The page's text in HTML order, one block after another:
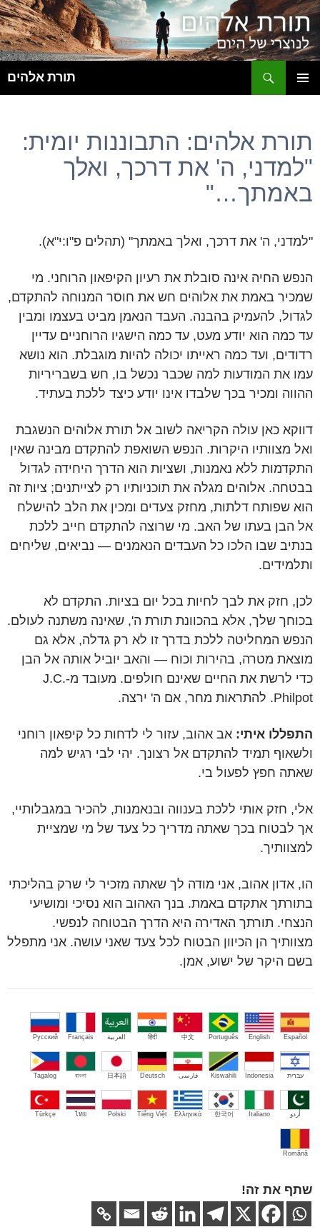
תורת אלהים
תורת אלהים: התבוננות יומית:
"למדני, ה' את דרכך, ואלך
באמתך…"
"למדני, ה' את דרכך, ואלך באמתך" (תהלים פ"ו:י"א).
הנפש החיה אינה סובלת את רעיון הקיפאון הרוחני. מי
שמכיר באמת את אלוהים חש את חוסר המנוחה להתקדם,
לגדול, להעמיק בהבנה. העבד הנאמן מביט בעצמו ומבין
עד כמה הוא יודע מעט, עד כמה הישגיו הרוחניים עדיין
רדודים, ועד כמה ראייתו יכולה להיות מוגבלת. הוא נושא
עמו את המודעות למה שכבר נכשל בו, חש בשבריריות
ההווה ומכיר בכך שלבדו אינו יודע כיצד ללכת בעתיד.
דווקא כאן עולה הקריאה לשוב אל תורת אלוהים הנשגבת
ואל מצוותיו היקרות. הנפש השואפת להתקדם מבינה שאין
התקדמות ללא נאמנות, ושציות הוא הדרך היחידה לגדול
בבטחה. אלוהים מגלה את תוכניותיו רק לצייתנים; ציות זה
הוא שפותח דלתות, מחזק צעדים ומכין את הלב להישלח
אל הבן בעתו של האב. מי שרוצה להתקדם חייב ללכת
בנתיב שבו הלכו כל העבדים הנאמנים — נביאים, שליחים
ותלמידים.
לכן, חזק את לבך לחיות בכל יום בציות. התקדם לא
בכוחך שלך, אלא בהכוונת תורת ה', שאינה משתנה לעולם.
הנפש המחליטה ללכת בדרך זו לא רק גדלה, אלא גם
מוצאת מטרה, בהירות וכוח — והאב יוביל אותה אל הבן
כדי לרשת את החיים שאינם חולפים. מעובד מ-J.C.
Philpot. להתראות מחר, אם ה' ירצה.
התפללו איתי: אב אהוב, עזור לי לדחות כל קיפאון רוחני
ולשאוף תמיד להתקדם אל רצונך. יהי לבי רגיש למה
שאתה חפץ לפעול בי.
אלי, חזק אותי ללכת בענווה ובנאמנות, להכיר במגבלותיי,
אך לבטוח בכך שאתה מדריך כל צעד של מי שמציית
למצוותיך.
הו, אדון אהוב, אני מודה לך שאתה מזכיר לי שרק בהליכתי
בתורתך אתקדם באמת. בנך האהוב הוא נסיכי ומושיעי
הנצחי. תורתך האדירה היא הדרך הבטוחה לנפשי.
מצוותיך הן הכיוון הבטוח לכל צעד שאני עושה. אני מתפלל
בשם היקר של ישוע, אמן.
Español
English
Português
中文
हिंदी العربية Français
Русский
עברית Indonesia
Kiswahili فارسی Deutsch
日本語
বাংলা
Tagalog
اُردو Italiano
한국어
Ελληνικά
Tiếng Việt
Polski
ไทย
Türkçe
Română
שתף את זה!